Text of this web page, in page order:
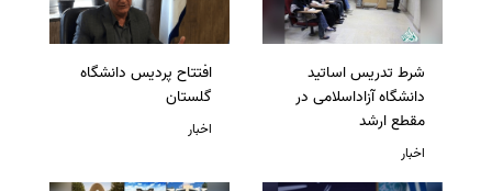
شرط تدریس اساتید
دانشگاه آزاداسلامی در
مقطع ارشد
اخبار
افتتاح پردیس دانشگاه
گلستان
اخبار